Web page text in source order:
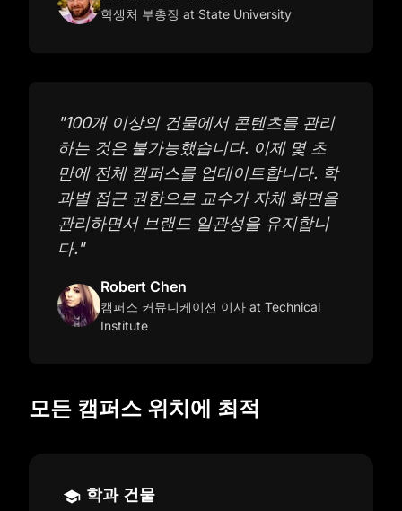
학생처 부총장 at State University
"100개 이상의 건물에서 콘텐츠를 관리
하는 것은 불가능했습니다. 이제 몇 초
만에 전체 캠퍼스를 업데이트합니다. 학
과별 접근 권한으로 교수가 자체 화면을
관리하면서 브랜드 일관성을 유지합니
다."
Robert Chen
캠퍼스 커뮤니케이션 이사 at Technical
Institute
모든 캠퍼스 위치에 최적
학과 건물